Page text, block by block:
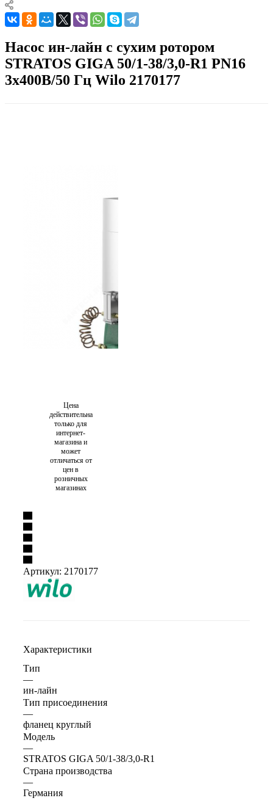
Насос ин-лайн с сухим ротором
STRATOS GIGA 50/1-38/3,0-R1 PN16
3х400В/50 Гц Wilo 2170177
Цена
действительна
только для
интернет-
магазина и
может
отличаться от
цен в
розничных
магазинах
Артикул: 2170177
Характеристики
Тип
—
ин-лайн
Тип присоединения
—
фланец круглый
Модель
—
STRATOS GIGA 50/1-38/3,0-R1
Страна производства
—
Германия